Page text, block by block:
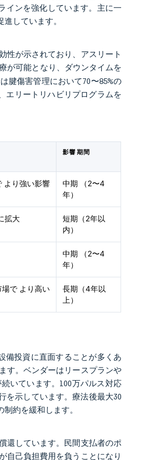
インを強化しています。主に一
しています。
性が示されており、アスリート
が可能となり、ダウンタイムを
腱傷害管理において70〜85%の
エリートリハビリプログラムを
影響 期間
より強い影響
中期 （2〜4
年）
拡大
短期（2年以
内）
中期 （2〜4
年）
で より高い
長期（4年以
上）
備投資に直面することが多くあ
す。ベンダーはリースプランや
いています。100万パルス対応
を示しています。療法後最大30
約を緩和します。
還しています。民間支払者のポ
自己負担費用を負うことになり